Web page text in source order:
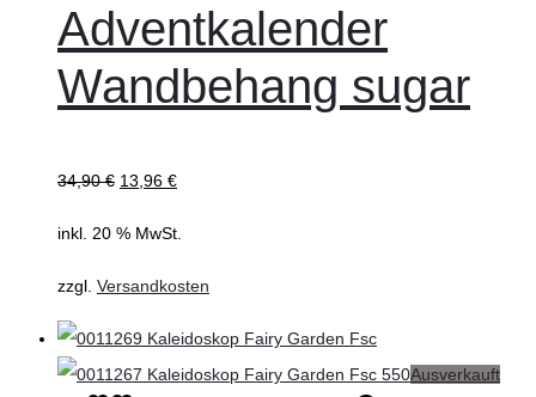
Adventkalender
Wandbehang sugar
34,90€ 13,96 €
inkl. 20 % MwSt.
zzgl. Versandkosten
Ausverkauft